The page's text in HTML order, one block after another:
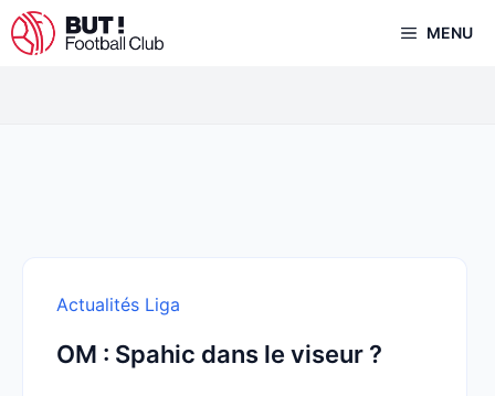
Aller
au
MENU
Actualités Liga
OM : Spahic dans le viseur ?